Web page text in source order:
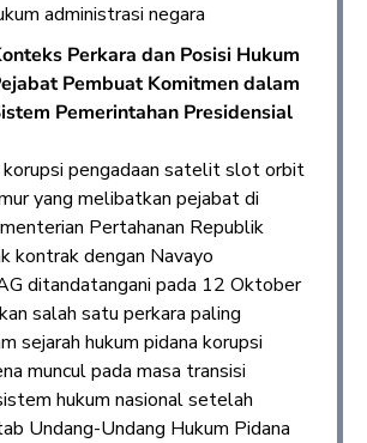
administrasi negara
Perkara dan Posisi Hukum
Pembuat Komitmen dalam
Pemerintahan Presidensial
korupsi pengadaan satelit slot orbit
yang melibatkan pejabat di
Pertahanan Republik
kontrak dengan Navayo
ditandatangani pada 12 Oktober
salah satu perkara paling
sejarah hukum pidana korupsi
muncul pada masa transisi
hukum nasional setelah
Undang-Undang Hukum Pidana